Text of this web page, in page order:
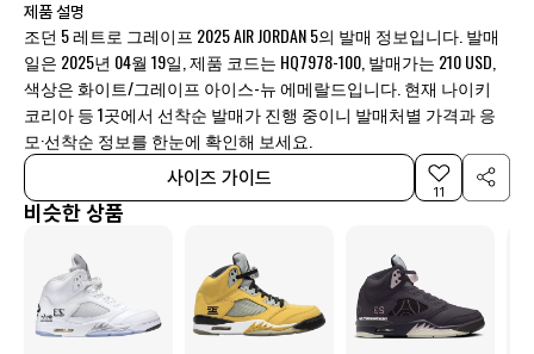
제품 설명
조던 5 레트로 그레이프 2025 AIR JORDAN 5의 발매 정보입니다. 발매
일은 2025년 04월 19일, 제품 코드는 HQ7978-100, 발매가는 210 USD,
색상은 화이트/그레이프 아이스-뉴 에메랄드입니다. 현재 나이키
코리아 등 1곳에서 선착순 발매가 진행 중이니 발매처별 가격과 응
모·선착순 정보를 한눈에 확인해 보세요.
사이즈 가이드
11
비슷한 상품